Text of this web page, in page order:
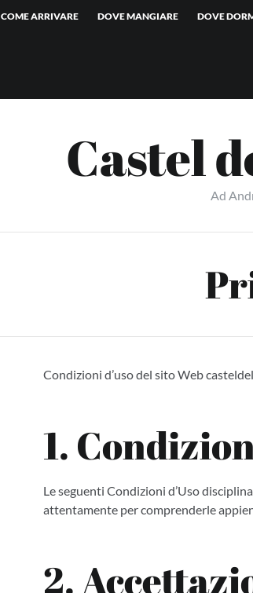
COME ARRIVARE DOVE MANGIARE DOVE
Castel
Ad
Condizioni d’uso del sito Web
1.
Le seguenti Condizioni d’Uso
attentamente per comprenderle
2.